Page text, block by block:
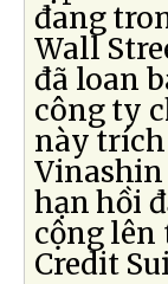
đang
Wall
đã loan
công ty
này trích
hạn hồi
cộng lên
Credit